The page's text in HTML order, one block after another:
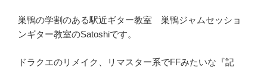
巣鴨の学割のある駅近ギター教室 巣鴨ジャムセッショ
ンギター教室のSatoshiです。
ドラクエのリメイク、リマスター系でFFみたいな『記